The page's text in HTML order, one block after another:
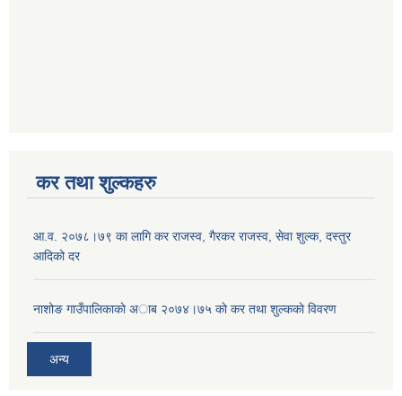
कर तथा शुल्कहरु
आ‍.व. २०७८।७९ का लागि कर राजस्व, गैरकर राजस्व, सेवा शुल्क, दस्तुर
आदिको दर
नाशोङ गाउँपालिकाकाे अा‍ब‍ २०७४।७५ काे कर तथा शुल्ककाे विवरण
अन्य